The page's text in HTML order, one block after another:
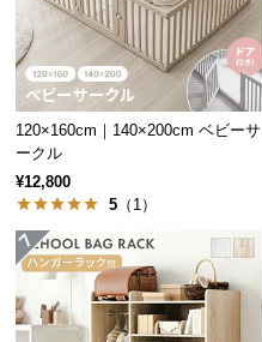
キ
ン
セ
ル
に
つ
い
て
証
120×160cm｜140×200cm ベビーサ
ークル
¥12,800
5 （1）